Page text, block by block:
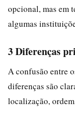
opcional, mas em
algumas
3 Diferenças
A confusão entre
diferenças são
localização,